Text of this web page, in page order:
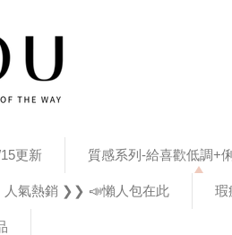
更新 質感系列-給喜歡低調+
人氣熱銷 ❯❯ 📣懶人包在此 瑕